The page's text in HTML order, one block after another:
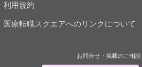
利用規約
医療転職スクエアへのリンクについて
お問合せ・掲載のご相談